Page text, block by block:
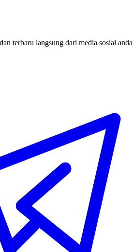
terbaru langsung dari media sosial anda